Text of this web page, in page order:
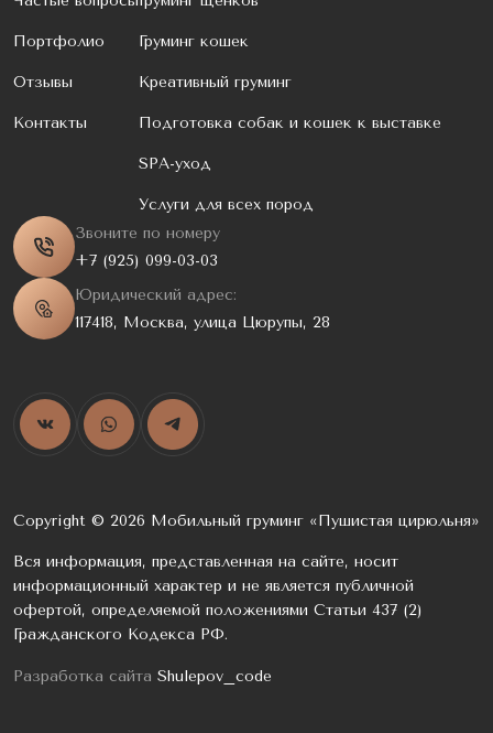
Портфолио
Отзывы
Контакты
Груминг кошек
Креативный груминг
Подготовка собак и кошек к выставке
SPA-уход
Услуги для всех пород
Звоните по номеру
+7 (925) 099-03-03
Юридический адрес:
117418, Москва, улица Цюрупы, 28
Copyright © 2026 Мобильный груминг «Пушистая цирюльня»
Вся информация, представленная на сайте, носит
информационный характер и не является публичной
офертой, определяемой положениями Статьи 437 (2)
Гражданского Кодекса РФ.
Разработка сайта Shulepov_code